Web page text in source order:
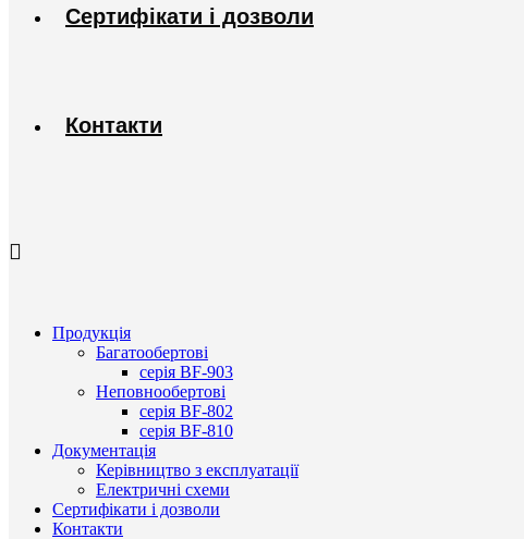
Сертифікати і дозволи
Контакти
Продукція
Багатообертові
серія BF-903
Неповнообертові
серія BF-802
серія BF-810
Документація
Керівництво з експлуатації
Електричні схеми
Сертифікати і дозволи
Контакти